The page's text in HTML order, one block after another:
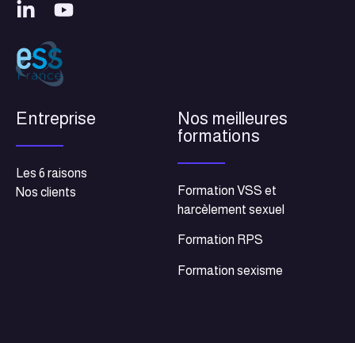
Entreprise
Les 6 raisons
Nos clients
Nos meilleures
formations
Formation VSS et
harcèlement sexuel
Formation RPS
Formation sexisme